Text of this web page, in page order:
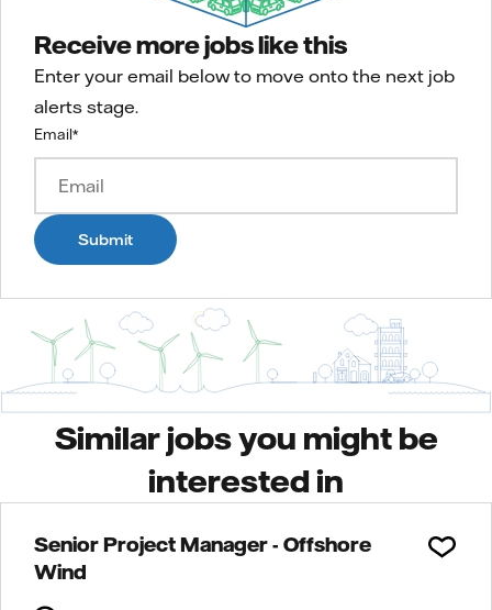
Receive more jobs like this
Enter your email below to move onto the next job
alerts stage.
Email*
Submit
Similar jobs you might be
interested in
Senior Project Manager - Offshore
Wind